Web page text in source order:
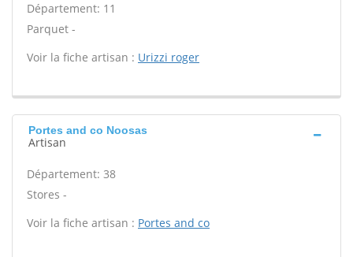
Département: 11
Parquet -
Voir la fiche artisan : Urizzi roger
Portes and co Noosas
Artisan
Département: 38
Stores -
Voir la fiche artisan : Portes and co